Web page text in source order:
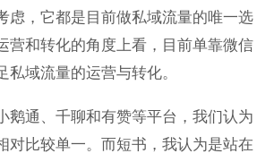
虑，它都是目前做私域流量的唯一选
营和转化的角度上看，目前单靠微信
私域流量的运营与转化。
鹅通、千聊和有赞等平台，我们认为
对比较单一。而短书，我认为是站在